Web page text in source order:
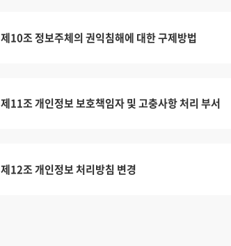
제10조 정보주체의 권익침해에 대한 구제방법
제11조 개인정보 보호책임자 및 고충사항 처리 부서
제12조 개인정보 처리방침 변경